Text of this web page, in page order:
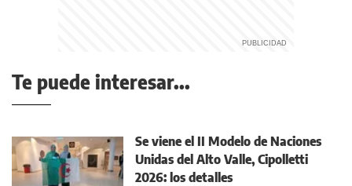
Te puede interesar...
Se viene el II Modelo de Naciones
Unidas del Alto Valle, Cipolletti
2026: los detalles